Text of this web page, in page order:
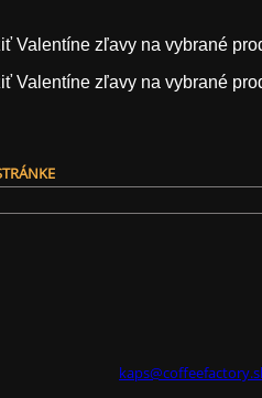
Valentíne zľavy na vybrané
Valentíne zľavy na vybrané